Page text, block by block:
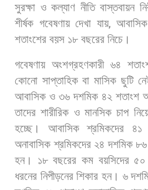
সুরক্ষা ও কল্যাণ নীতি বাস্তবায়ন
শীর্ষক গবেষণায় দেখা যায়, আবাসিক
শতাংশের বয়স ১৮ বছরের নিচে।
গবেষণায় অংশগ্রহণকারী ৬৪
কোনো সাপ্তাহিক বা মাসিক ছুটি
আবাসিক ও ৩৬ দশমিক ৪২ শতাংশ
তাদের শারীরিক ও মানসিক চাপ
হচ্ছে।
আবাসিক শ্রমিকদের ৪১
অনাবাসিক শ্রমিকদের ২৪ দশমিক ৮৬
হন।
১৮ বছরের কম বয়সিদের ৫০
ধরনের নিপীড়নের শিকার হন। ৬